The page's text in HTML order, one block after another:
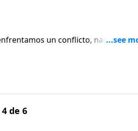
un conflicto, nada es
de 6